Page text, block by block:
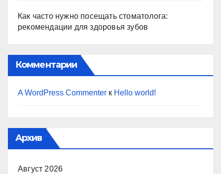
Как часто нужно посещать стоматолога:
рекомендации для здоровья зубов
Комментарии
A WordPress Commenter к Hello world!
Архив
Август 2026